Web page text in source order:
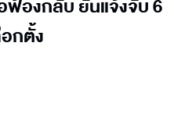
ฟ้องกลับ ยันแจ้งจับ 6
กตั้ง